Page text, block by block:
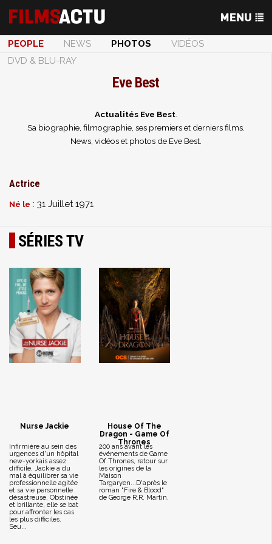
PEOPLE NEWS PHOTOS
VIDÉOS
DVD & BLU-RAY
Eve Best
Actualités Eve Best.
Sa biographie, filmographie, ses premiers et derniers films.
News, vidéos et photos de Eve Best.
Actrice
Né le : 31 Juillet 1971
SÉRIES TV
Nurse Jackie
Infirmière au sein des
urgences d'un hôpital
new-yorkais assez
difficile, Jackie a du
mal à équilibrer sa vie
professionnelle agitée
et sa vie personnelle
désastreuse. Obstinée
et brillante, elle se bat
pour affronter les cas
les plus difficiles.
Seu...
House Of The
Dragon - Game Of
Thrones
200 ans avant les
événements de Game
Of Thrones, retour sur
les origines de la
Maison
Targaryen...D'après le
roman "Fire & Blood"
de George R.R. Martin.